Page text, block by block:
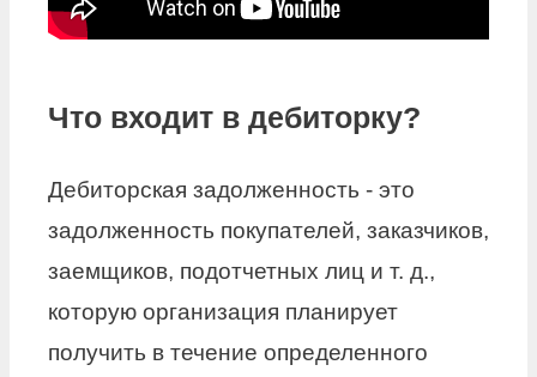
Что входит в дебиторку?
Дебиторская задолженность - это
задолженность покупателей, заказчиков,
заемщиков, подотчетных лиц и т. д.,
которую организация планирует
получить в течение определенного